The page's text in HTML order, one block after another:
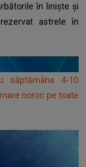
în liniște și
astrele în
săptămâna 4-10
noroc pe toate